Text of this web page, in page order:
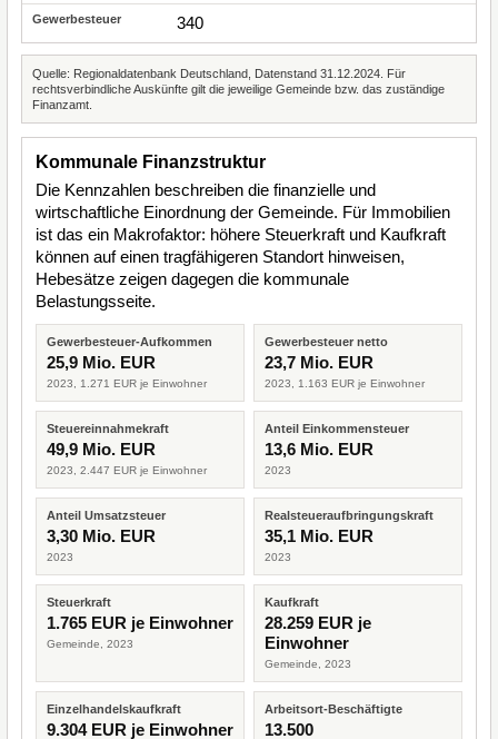
340
Quelle: Regionaldatenbank Deutschland, Datenstand 31.12.2024. Für
rechtsverbindliche Auskünfte gilt die jeweilige Gemeinde bzw. das zuständige
Finanzamt.
Kommunale Finanzstruktur
Die Kennzahlen beschreiben die finanzielle und
wirtschaftliche Einordnung der Gemeinde. Für Immobilien
ist das ein Makrofaktor: höhere Steuerkraft und Kaufkraft
können auf einen tragfähigeren Standort hinweisen,
Hebesätze zeigen dagegen die kommunale
Belastungsseite.
Gewerbesteuer-Aufkommen
25,9 Mio. EUR
2023, 1.271 EUR je Einwohner
Gewerbesteuer netto
23,7 Mio. EUR
2023, 1.163 EUR je Einwohner
Steuereinnahmekraft
49,9 Mio. EUR
2023, 2.447 EUR je Einwohner
Anteil Einkommensteuer
13,6 Mio. EUR
2023
Anteil Umsatzsteuer
3,30 Mio. EUR
2023
Realsteueraufbringungskraft
35,1 Mio. EUR
2023
Steuerkraft
1.765 EUR je Einwohner
Gemeinde, 2023
Kaufkraft
28.259 EUR je
Einwohner
Gemeinde, 2023
Einzelhandelskaufkraft
9.304 EUR je Einwohner
Arbeitsort-Beschäftigte
13.500